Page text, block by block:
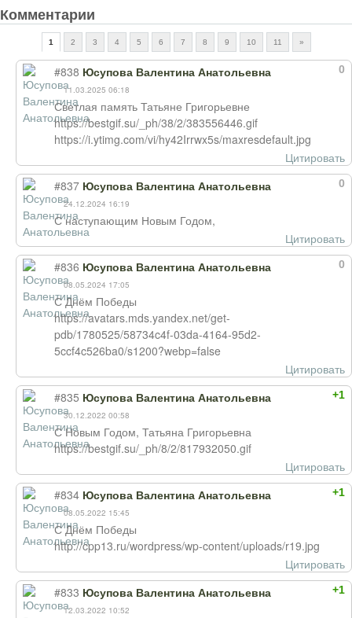
Комментарии
1 2 3 4 5 6 7 8 9 10 11 »
0
#838 Юсупова Валентина Анатольевна
11.03.2025 06:18
Светлая память Татьяне Григорьевне
https://bestgif.su/_ph/38/2/383556446.gif
https://i.ytimg.com/vi/hy42Irrwx5s/maxresdefault.jpg
Цитировать
0
#837 Юсупова Валентина Анатольевна
24.12.2024 16:19
С наступающим Новым Годом,
Цитировать
0
#836 Юсупова Валентина Анатольевна
08.05.2024 17:05
С Днём Победы
https://avatars.mds.yandex.net/get-
pdb/1780525/58734c4f-03da-4164-95d2-
5ccf4c526ba0/s1200?webp=false
Цитировать
+1
#835 Юсупова Валентина Анатольевна
30.12.2022 00:58
С Новым Годом, Татьяна Григорьевна
https://bestgif.su/_ph/8/2/817932050.gif
Цитировать
+1
#834 Юсупова Валентина Анатольевна
08.05.2022 15:45
С Днём Победы
http://cpp13.ru/wordpress/wp-content/uploads/r19.jpg
Цитировать
+1
#833 Юсупова Валентина Анатольевна
12.03.2022 10:52